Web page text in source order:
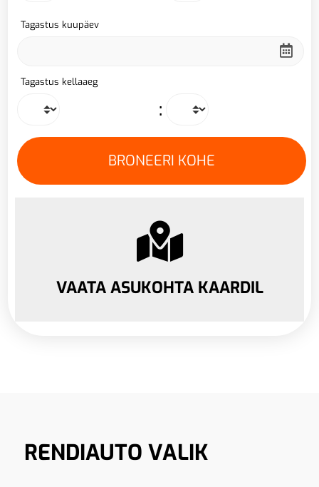
Tagastus kuupäev
Tagastus kellaaeg
:
VAATA ASUKOHTA KAARDIL
RENDIAUTO VALIK